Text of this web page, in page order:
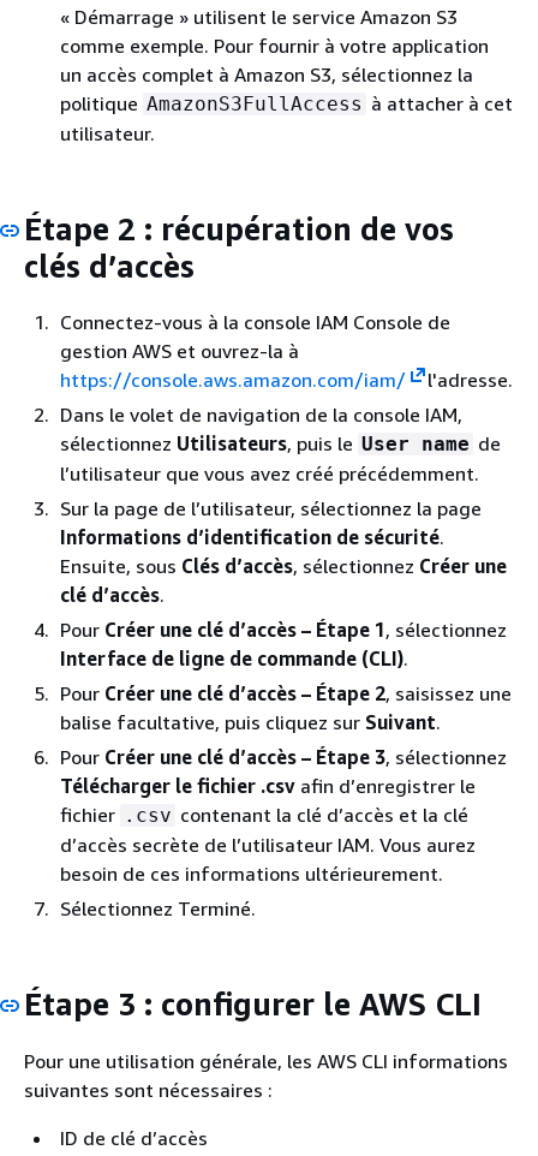
« Démarrage » utilisent le service Amazon S3
comme exemple. Pour fournir à votre application
un accès complet à Amazon S3, sélectionnez la
politique AmazonS3FullAccess à attacher à cet
utilisateur.
Étape 2 : récupération de vos
clés d’accès
Connectez-vous à la console IAM Console de
gestion AWS et ouvrez-la à
https://console.aws.amazon.com/iam/
l'adresse.
Dans le volet de navigation de la console IAM,
sélectionnez Utilisateurs, puis le User name de
l’utilisateur que vous avez créé précédemment.
Sur la page de l’utilisateur, sélectionnez la page
Informations d’identification de sécurité.
Ensuite, sous Clés d’accès, sélectionnez Créer une
clé d’accès.
Pour Créer une clé d’accès – Étape 1, sélectionnez
Interface de ligne de commande (CLI).
Pour Créer une clé d’accès – Étape 2, saisissez une
balise facultative, puis cliquez sur Suivant.
Pour Créer une clé d’accès – Étape 3, sélectionnez
Télécharger le fichier .csv afin d’enregistrer le
fichier .csv contenant la clé d’accès et la clé
d’accès secrète de l’utilisateur IAM. Vous aurez
besoin de ces informations ultérieurement.
Sélectionnez Terminé.
Étape 3 : configurer le AWS CLI
Pour une utilisation générale, les AWS CLI informations
suivantes sont nécessaires :
ID de clé d’accès